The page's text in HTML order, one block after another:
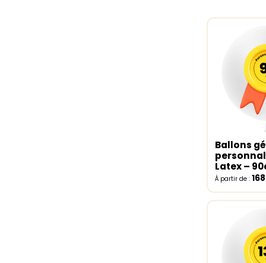
Select
Ballons
Latex –
À partir de :